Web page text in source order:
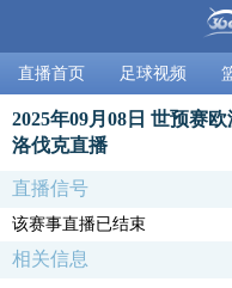
直播首页 足球视频
2025年09月08日 世预赛
洛伐克直播
直播信号
该赛事直播已结束
相关信息